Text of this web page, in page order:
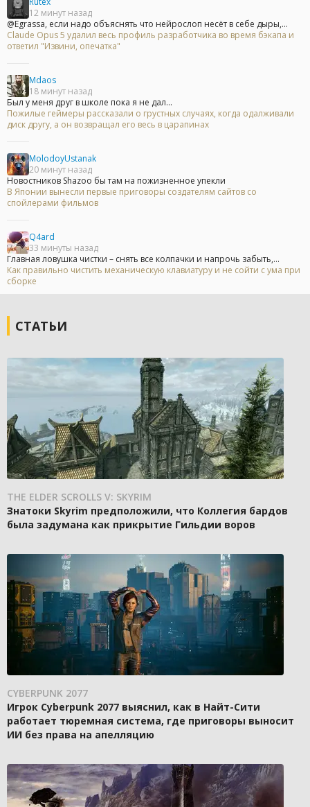
12 минут назад
@Egrassa, если надо объяснять что нейрослоп несёт в себе дыры,...
Claude Opus 5 удалил весь профиль разработчика во время бэкапа и
ответил "Извини, опечатка"
Mdaos
18 минут назад
Был у меня друг в школе пока я не дал...
Пожилые геймеры рассказали о грустных случаях, когда одалживали
диск другу, а он возвращал его весь в царапинах
MolodoyUstanak
20 минут назад
Новостников Shazoo бы там на пожизненное упекли
В Японии вынесли первые приговоры создателям сайтов со
спойлерами фильмов
Q4ard
33 минуты назад
Главная ловушка чистки – снять все колпачки и напрочь забыть,...
Как правильно чистить механическую клавиатуру и не сойти с ума при
сборке
СТАТЬИ
THE ELDER SCROLLS V: SKYRIM
Знатоки Skyrim предположили, что Коллегия бардов
была задумана как прикрытие Гильдии воров
CYBERPUNK 2077
Игрок Cyberpunk 2077 выяснил, как в Найт-Сити
работает тюремная система, где приговоры выносит
ИИ без права на апелляцию